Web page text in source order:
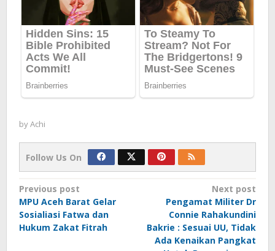
byAchi
Follow Us On
Post
navigation
Previous post
MPU Aceh Barat Gelar
Sosialiasi Fatwa dan
Hukum Zakat Fitrah
Next post
Pengamat Militer Dr
Connie Rahakundini
Bakrie : Sesuai UU, Tidak
Ada Kenaikan Pangkat